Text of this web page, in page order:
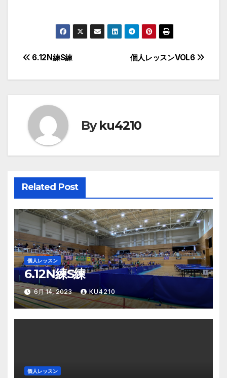
投
稿
ナ
ビ
ゲ
シ
ョ
ン
個人レッスンVOL6
6.12N練S練
Byku4210
Related Post
個人レッスン
6.12N練S練
6月 14, 2023 KU4210
個人レッスン